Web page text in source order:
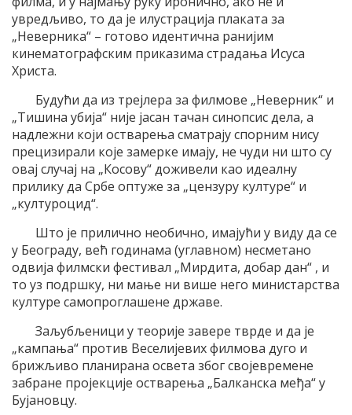
увредљиво, то да је илустрација плаката за
„Неверника“ – готово идентична ранијим
кинематографским приказима страдања Исуса
Христа.
Будући да из трејлера за филмове „Неверник“ и
„Тишина убија“ није јасан тачан синопсис дела, а
надлежни који остварења сматрају спорним нису
прецизирали које замерке имају, не чуди ни што су
овај случај на „Косову“ доживели као идеалну
прилику да Србе оптуже за „цензуру културе“ и
„културоцид“.
Што је прилично необично, имајући у виду да се
у Београду, већ годинама (углавном) несметано
одвија филмски фестивал „Мирдита, добар дан“ , и
то уз подршку, ни мање ни више него министарства
културе самопроглашене државе.
Заљубљеници у теорије завере тврде и да је
„кампања“ против Веселијевих филмова дуго и
брижљиво планирана освета због својевремене
забране пројекције остварења „Балканска међа“ у
Бујановцу.